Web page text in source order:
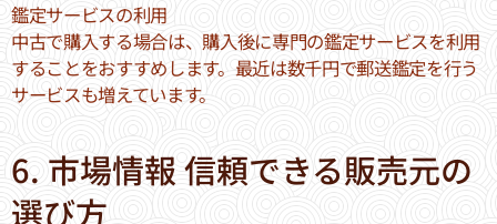
鑑定サービスの利用
中古で購入する場合は、購入後に専門の鑑定サービスを利用
することをおすすめします。最近は数千円で郵送鑑定を行う
サービスも増えています。
6. 市場情報 信頼できる販売元の
選び方